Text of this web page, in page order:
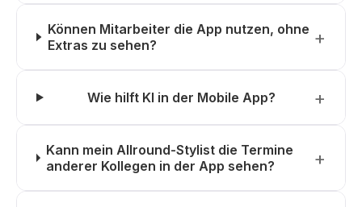
Können Mitarbeiter die App nutzen, ohne
Extras zu sehen?
Wie hilft KI in der Mobile App?
Kann mein Allround-Stylist die Termine
anderer Kollegen in der App sehen?